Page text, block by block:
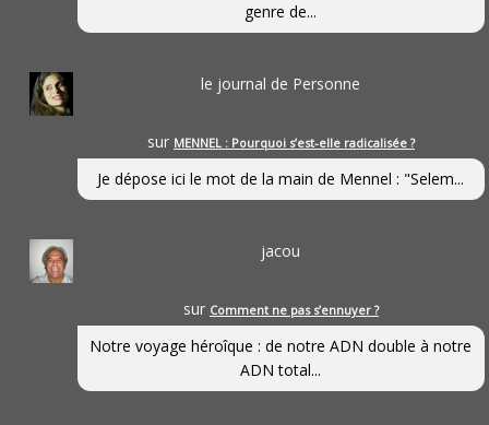
genre de...
le journal de Personne
sur MENNEL : Pourquoi s’est-elle radicalisée ?
Je dépose ici le mot de la main de Mennel : "Selem...
jacou
sur Comment ne pas s’ennuyer ?
Notre voyage héroîque : de notre ADN double à notre
ADN total...